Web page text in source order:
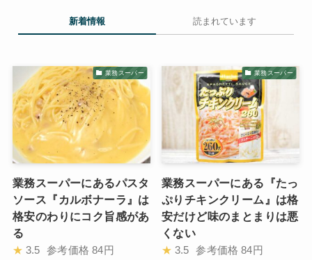
新着情報 読まれています
業務スーパー
業務スーパーにあるパスタ
ソース『カルボナーラ』は
格安のわりにコク旨感があ
る
★ 3.5 参考価格 84円
業務スーパー
業務スーパーにある『たっ
ぷりチキンクリーム』は格
安だけど味のまとまりは悪
くない
★ 3.5 参考価格 84円